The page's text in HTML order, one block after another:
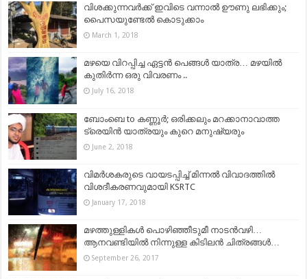
വിശക്കുന്നവർക്ക് ഇവിടെ വന്നാൽ ഊണു ലഭിക്കും;
പൈസയുണ്ടേല്‍ കൊടുക്കാം
March 1, 2018
മഴയെ വിറപ്പിച്ച ഏട്ടൻ പെങ്ങൾ യാത്ര… മഴയിൽ
കുതിർന്ന ഒരു വിവരണം ..
July 16, 2018
ബോംബെ to കണ്ണൂർ; ഒരിക്കലും മറക്കാനാവാത്ത
ട്രെയിൻ യാത്രയും കുറെ മനുഷ്യരും
June 2, 2018
വിമര്‍ശകരുടെ വായടപ്പിച്ച് മിന്നല്‍ വിവാദത്തില്‍
വിശദീകരണവുമായി KSRTC
January 17, 2018
മഴത്തുള്ളികൾ പൊഴിഞ്ഞീടുമീ നാടൻവഴി…
ആനവണ്ടിയില്‍ നിന്നുള്ള കിടിലന്‍ ചിത്രങ്ങള്‍…
September 26, 2017